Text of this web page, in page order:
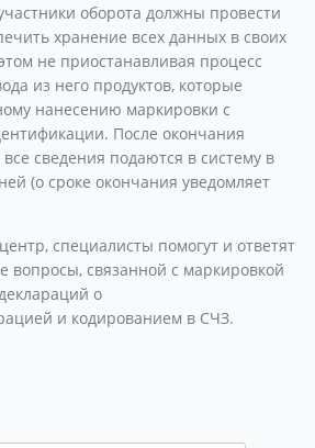
оборота должны провести
хранение всех данных в своих
не приостанавливая процесс
из него продуктов, которые
нанесению маркировки с
После окончания
сведения подаются в систему в
(о сроке окончания уведомляет
специалисты помогут и ответят
вопросы, связанной с маркировкой
о
и кодированием в СЧЗ.